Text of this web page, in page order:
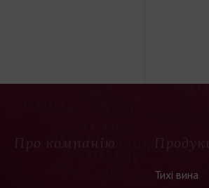
Про компанію
Тихі вина